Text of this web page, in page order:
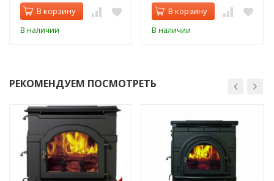
В корзину
В наличии
В корзину
В наличии
РЕКОМЕНДУЕМ ПОСМОТРЕТЬ